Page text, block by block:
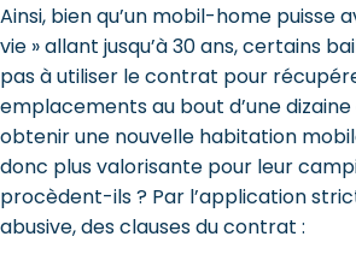
Ainsi, bien qu’un mobil-home puisse
vie » allant jusqu’à 30 ans, certains
pas à utiliser le contrat pour
emplacements au bout d’une dizaine
obtenir une nouvelle habitation
donc plus valorisante pour leur
procèdent-ils ? Par l’application
abusive, des clauses du contrat :